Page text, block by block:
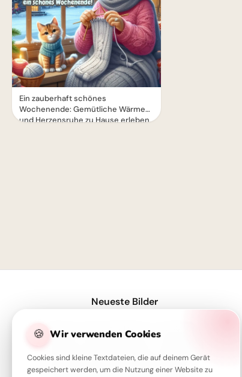
Ein zauberhaft schönes
Wochenende: Gemütliche Wärme
und Herzensruhe zu Hause erleben.
🍪 Wir verwenden Cookies
Cookies sind kleine Textdateien, die auf deinem Gerät
gespeichert werden, um die Nutzung einer Website zu
Neueste Bilder
Wissbegierig in die Zukunft starten: Dein 'Lesen bildet' Bild für Snapchat